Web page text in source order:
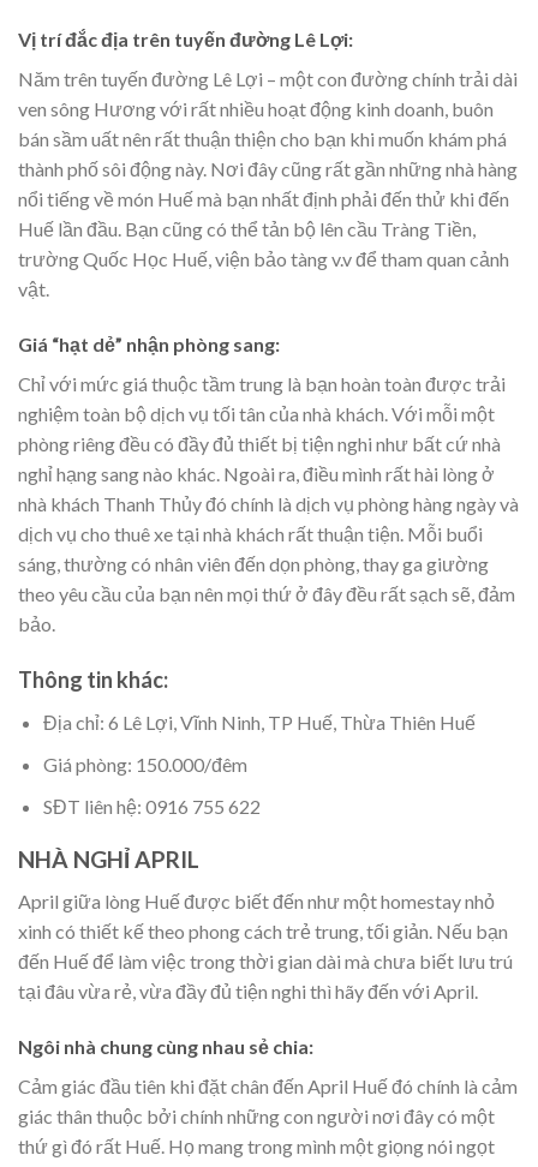
Vị trí đắc địa trên tuyến đường Lê Lợi:
Năm trên tuyến đường Lê Lợi – một con đường chính trải dài
ven sông Hương với rất nhiều hoạt động kinh doanh, buôn
bán sầm uất nên rất thuận thiện cho bạn khi muốn khám phá
thành phố sôi động này. Nơi đây cũng rất gần những nhà hàng
nổi tiếng về món Huế mà bạn nhất định phải đến thử khi đến
Huế lần đầu. Bạn cũng có thể tản bộ lên cầu Tràng Tiền,
trường Quốc Học Huế, viện bảo tàng v.v để tham quan cảnh
vật.
Giá “hạt dẻ” nhận phòng sang:
Chỉ với mức giá thuộc tầm trung là bạn hoàn toàn được trải
nghiệm toàn bộ dịch vụ tối tân của nhà khách. Với mỗi một
phòng riêng đều có đầy đủ thiết bị tiện nghi như bất cứ nhà
nghỉ hạng sang nào khác. Ngoài ra, điều mình rất hài lòng ở
nhà khách Thanh Thủy đó chính là dịch vụ phòng hàng ngày và
dịch vụ cho thuê xe tại nhà khách rất thuận tiện. Mỗi buổi
sáng, thường có nhân viên đến dọn phòng, thay ga giường
theo yêu cầu của bạn nên mọi thứ ở đây đều rất sạch sẽ, đảm
bảo.
Thông tin khác:
Địa chỉ: 6 Lê Lợi, Vĩnh Ninh, TP Huế, Thừa Thiên Huế
Giá phòng: 150.000/đêm
SĐT liên hệ: 0916 755 622
NHÀ NGHỈ APRIL
April giữa lòng Huế được biết đến như một homestay nhỏ
xinh có thiết kế theo phong cách trẻ trung, tối giản. Nếu bạn
đến Huế để làm việc trong thời gian dài mà chưa biết lưu trú
tại đâu vừa rẻ, vừa đầy đủ tiện nghi thì hãy đến với April.
Ngôi nhà chung cùng nhau sẻ chia:
Cảm giác đầu tiên khi đặt chân đến April Huế đó chính là cảm
giác thân thuộc bởi chính những con người nơi đây có một
thứ gì đó rất Huế. Họ mang trong mình một giọng nói ngọt